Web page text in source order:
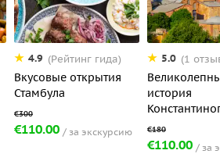
4.9 (Рейтинг гида)
Вкусовые открытия
Стамбула
€110.00 за экскурсию
5.0 (1
история
€110.00 за